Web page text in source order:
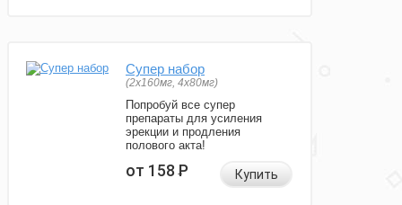
Супер набор
(2х160мг, 4х80мг)
Попробуй все супер
препараты для усиления
эрекции и продления
полового акта!
от 158Р Купить